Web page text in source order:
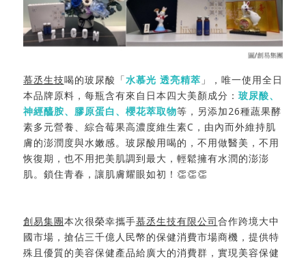
慕丞生技喝的玻尿酸「水慕光 透亮精萃 」，唯一使用全日
本品牌原料，每瓶含有來自日本四大美顏成分： 玻尿酸、
神經醯胺、膠原蛋白、櫻花萃取物等，另添加26種蔬果酵
素多元營養、綜合莓果高濃度維生素C，由內而外維持肌
膚的澎潤度與水嫩感。玻尿酸用喝的，不用做醫美，不用
恢復期，也不用把美肌調到最大，輕鬆擁有水潤的澎澎
肌。鎖住青春，讓肌膚耀眼如初！👏👏👏
創易集團本次很榮幸攜手慕丞生技有限公司合作跨境大中
國市場，搶佔三千億人民幣的保健消費市場商機，提供特
殊且優質的美容保健產品給廣大的消費群，實現美容保健